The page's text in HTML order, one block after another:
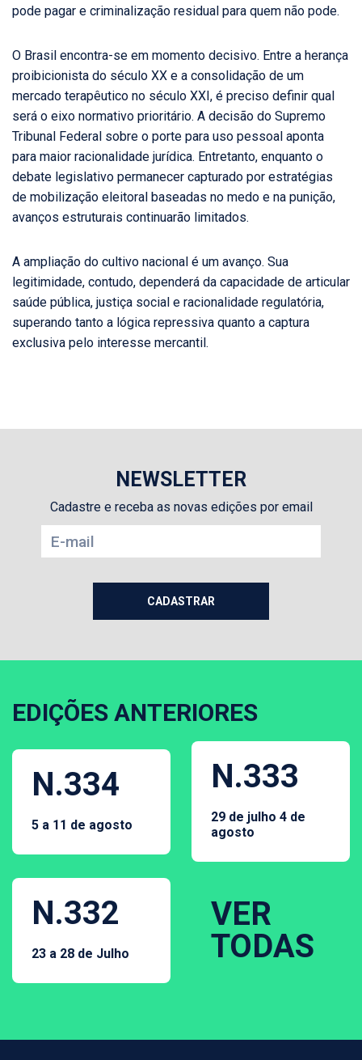
pode pagar e criminalização residual para quem não pode.
O Brasil encontra-se em momento decisivo. Entre a herança
proibicionista do século XX e a consolidação de um
mercado terapêutico no século XXI, é preciso definir qual
será o eixo normativo prioritário. A decisão do Supremo
Tribunal Federal sobre o porte para uso pessoal aponta
para maior racionalidade jurídica. Entretanto, enquanto o
debate legislativo permanecer capturado por estratégias
de mobilização eleitoral baseadas no medo e na punição,
avanços estruturais continuarão limitados.
A ampliação do cultivo nacional é um avanço. Sua
legitimidade, contudo, dependerá da capacidade de articular
saúde pública, justiça social e racionalidade regulatória,
superando tanto a lógica repressiva quanto a captura
exclusiva pelo interesse mercantil.
NEWSLETTER
Cadastre e receba as novas edições por email
EDIÇÕES ANTERIORES
N.334
5 a 11 de agosto
N.333
29 de julho 4 de
agosto
N.332
23 a 28 de Julho
VER
TODAS